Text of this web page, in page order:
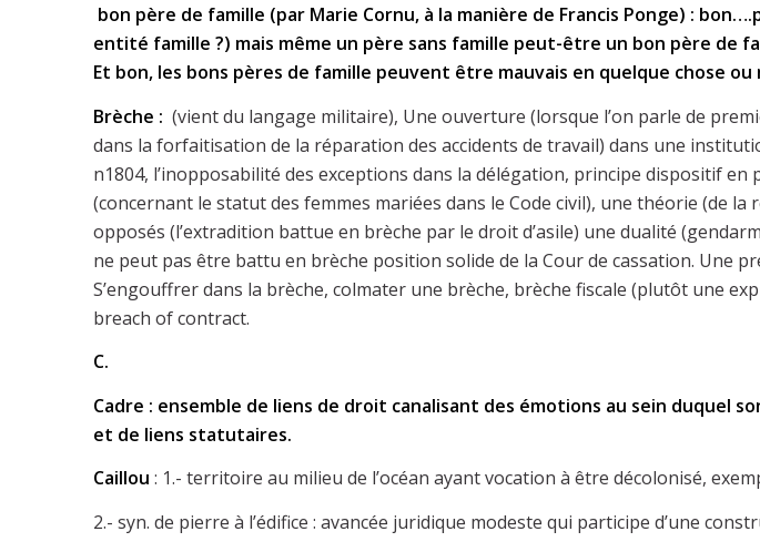
bon père de famille (par Marie Cornu, à la manière de Francis Ponge) :
entité famille ?) mais même un père sans famille peut-être un bon père de
Et bon, les bons pères de famille peuvent être mauvais en quelque chose
Brèche : (vient du langage militaire), Une ouverture (lorsque l’on parle de
dans la forfaitisation de la réparation des accidents de travail) dans une
n1804, l’inopposabilité des exceptions dans la délégation, principe dispositif
(concernant le statut des femmes mariées dans le Code civil), une théorie (de
opposés (l’extradition battue en brèche par le droit d’asile) une dualité
ne peut pas être battu en brèche position solide de la Cour de cassation. Une
S’engouffrer dans la brèche, colmater une brèche, brèche fiscale (plutôt une
breach of contract.
C.
Cadre : ensemble de liens de droit canalisant des émotions au sein duquel
et de liens statutaires.
Caillou : 1.- territoire au milieu de l’océan ayant vocation à être décolonisé,
2.- syn. de pierre à l’édifice : avancée juridique modeste qui participe d’une